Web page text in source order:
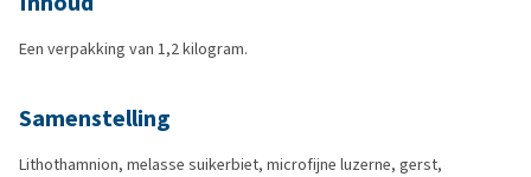
Een verpakking van 1,2 kilogram.
Samenstelling
Lithothamnion, melasse suikerbiet, microfijne luzerne, gerst,